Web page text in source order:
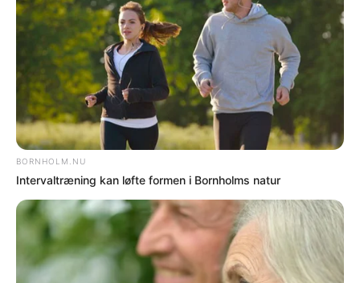
NOTER
Overlæsset varebil ved færgen –
virksomhedsejer sigtet
NOTER
Politiet søger vidner efter påkørsel ved
Snogebæk Røgeri
Flere nyheder
PÅ FORSIDEN NU